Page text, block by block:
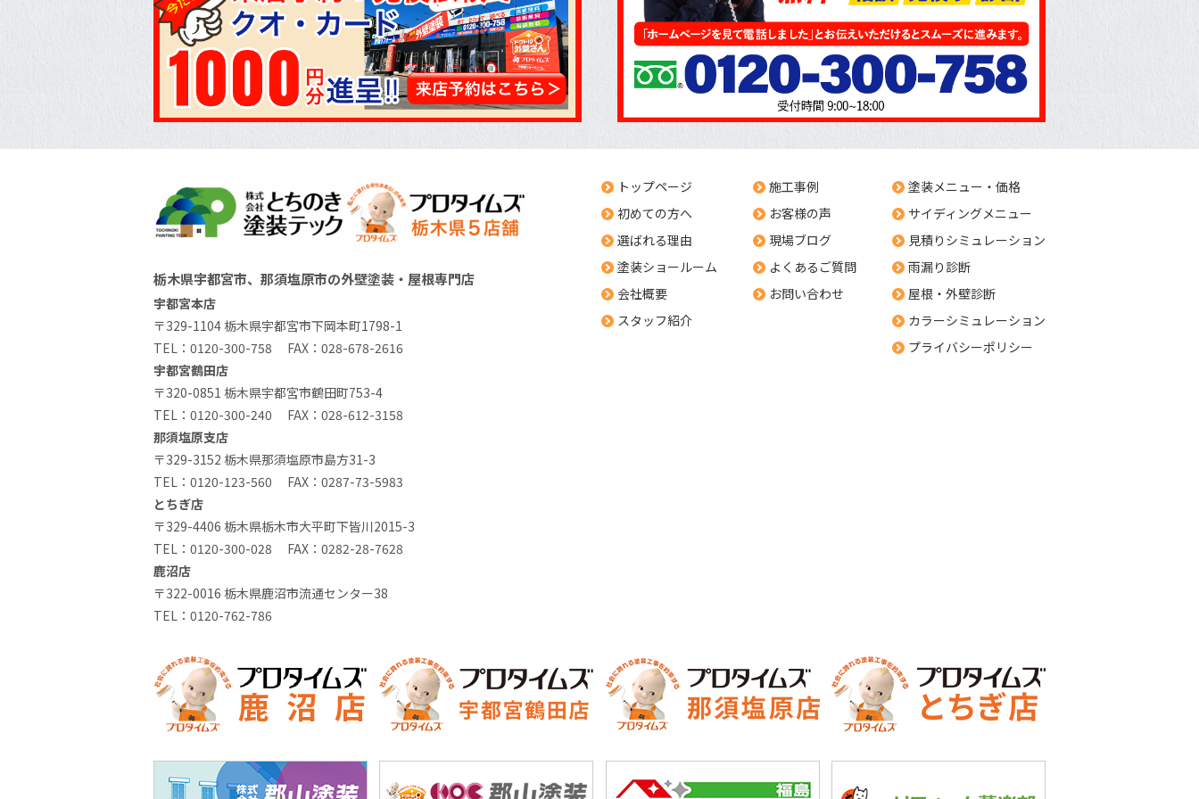
栃木県宇都宮市、那須塩原市の外壁塗装・屋根専門店
宇都宮本店
〒329-1104 栃木県宇都宮市下岡本町1798-1
TEL： 0120-300-758 FAX：028-678-2616
宇都宮鶴田店
〒320-0851 栃木県宇都宮市鶴田町753-4
TEL： 0120-300-240 FAX：028-612-3158
那須塩原支店
〒329-3152 栃木県那須塩原市島方31-3
TEL： 0120-123-560 FAX：0287-73-5983
とちぎ店
〒329-4406 栃木県栃木市大平町下皆川2015-3
TEL： 0120-300-028 FAX：0282-28-7628
鹿沼店
〒322-0016 栃木県鹿沼市流通センター38
TEL： 0120-762-786
トップページ
初めての方へ
選ばれる理由
塗装ショールーム
会社概要
スタッフ紹介
施工事例
お客様の声
現場ブログ
よくあるご質問
お問い合わせ
塗装メニュー・価格
サイディングメニュー
見積りシミュレーション
雨漏り診断
屋根・外壁診断
カラーシミュレーション
プライバシーポリシー